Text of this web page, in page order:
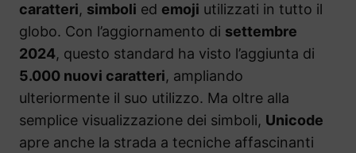
caratteri, simboli ed emoji utilizzati in tutto il
globo. Con l’aggiornamento di settembre
2024, questo standard ha visto l’aggiunta di
5.000 nuovi caratteri, ampliando
ulteriormente il suo utilizzo. Ma oltre alla
semplice visualizzazione dei simboli, Unicode
apre anche la strada a tecniche affascinanti